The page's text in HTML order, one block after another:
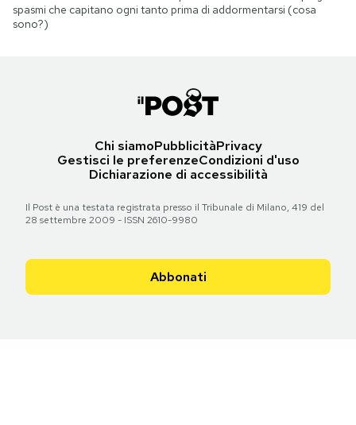
spasmi che capitano ogni tanto prima di addormentarsi (cosa
sono?)
Chi siamoPubblicitàPrivacy
Gestisci le preferenzeCondizioni d'uso
Dichiarazione di accessibilità
Il Post è una testata registrata presso il Tribunale di Milano, 419 del
28 settembre 2009 - ISSN 2610-9980
Abbonati